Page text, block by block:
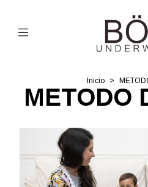
Inicio >
METODO